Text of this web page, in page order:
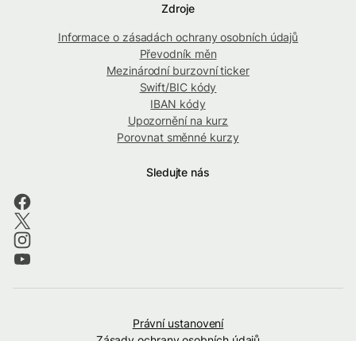
Zdroje
Informace o zásadách ochrany osobních údajů
Převodník měn
Mezinárodní burzovní ticker
Swift/BIC kódy
IBAN kódy
Upozornění na kurz
Porovnat směnné kurzy
Sledujte nás
Právní ustanovení